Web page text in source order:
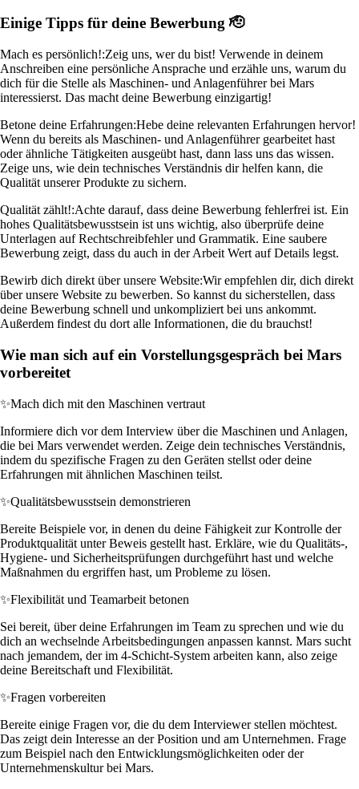
Einige Tipps für deine Bewerbung 🫡
Mach es persönlich!:Zeig uns, wer du bist! Verwende in deinem
Anschreiben eine persönliche Ansprache und erzähle uns, warum du
dich für die Stelle als Maschinen- und Anlagenführer bei Mars
interessierst. Das macht deine Bewerbung einzigartig!
Betone deine Erfahrungen:Hebe deine relevanten Erfahrungen hervor!
Wenn du bereits als Maschinen- und Anlagenführer gearbeitet hast
oder ähnliche Tätigkeiten ausgeübt hast, dann lass uns das wissen.
Zeige uns, wie dein technisches Verständnis dir helfen kann, die
Qualität unserer Produkte zu sichern.
Qualität zählt!:Achte darauf, dass deine Bewerbung fehlerfrei ist. Ein
hohes Qualitätsbewusstsein ist uns wichtig, also überprüfe deine
Unterlagen auf Rechtschreibfehler und Grammatik. Eine saubere
Bewerbung zeigt, dass du auch in der Arbeit Wert auf Details legst.
Bewirb dich direkt über unsere Website:Wir empfehlen dir, dich direkt
über unsere Website zu bewerben. So kannst du sicherstellen, dass
deine Bewerbung schnell und unkompliziert bei uns ankommt.
Außerdem findest du dort alle Informationen, die du brauchst!
Wie man sich auf ein Vorstellungsgespräch bei Mars
vorbereitet
✨Mach dich mit den Maschinen vertraut
Informiere dich vor dem Interview über die Maschinen und Anlagen,
die bei Mars verwendet werden. Zeige dein technisches Verständnis,
indem du spezifische Fragen zu den Geräten stellst oder deine
Erfahrungen mit ähnlichen Maschinen teilst.
✨Qualitätsbewusstsein demonstrieren
Bereite Beispiele vor, in denen du deine Fähigkeit zur Kontrolle der
Produktqualität unter Beweis gestellt hast. Erkläre, wie du Qualitäts-,
Hygiene- und Sicherheitsprüfungen durchgeführt hast und welche
Maßnahmen du ergriffen hast, um Probleme zu lösen.
✨Flexibilität und Teamarbeit betonen
Sei bereit, über deine Erfahrungen im Team zu sprechen und wie du
dich an wechselnde Arbeitsbedingungen anpassen kannst. Mars sucht
nach jemandem, der im 4-Schicht-System arbeiten kann, also zeige
deine Bereitschaft und Flexibilität.
✨Fragen vorbereiten
Bereite einige Fragen vor, die du dem Interviewer stellen möchtest.
Das zeigt dein Interesse an der Position und am Unternehmen. Frage
zum Beispiel nach den Entwicklungsmöglichkeiten oder der
Unternehmenskultur bei Mars.